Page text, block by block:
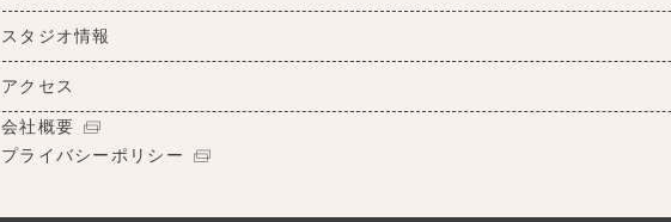
スタジオ情報
アクセス
会社概要
プライバシーポリシー